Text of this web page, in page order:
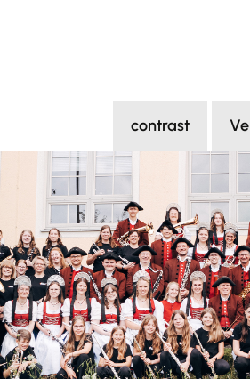
contrast
KünstlerInnen
Tickets
Sponsoren
contrast 2024